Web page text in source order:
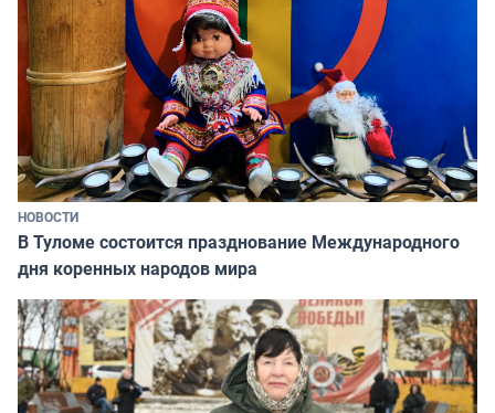
НОВОСТИ
В Туломе состоится празднование Международного
дня коренных народов мира